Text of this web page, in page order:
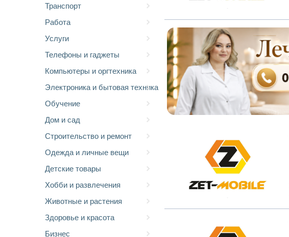
Транспорт
Работа
Услуги
Телефоны и гаджеты
Компьютеры и оргтехника
Электроника и бытовая техника
Обучение
Дом и сад
Строительство и ремонт
Одежда и личные вещи
Детские товары
Хобби и развлечения
Животные и растения
Здоровье и красота
Бизнес